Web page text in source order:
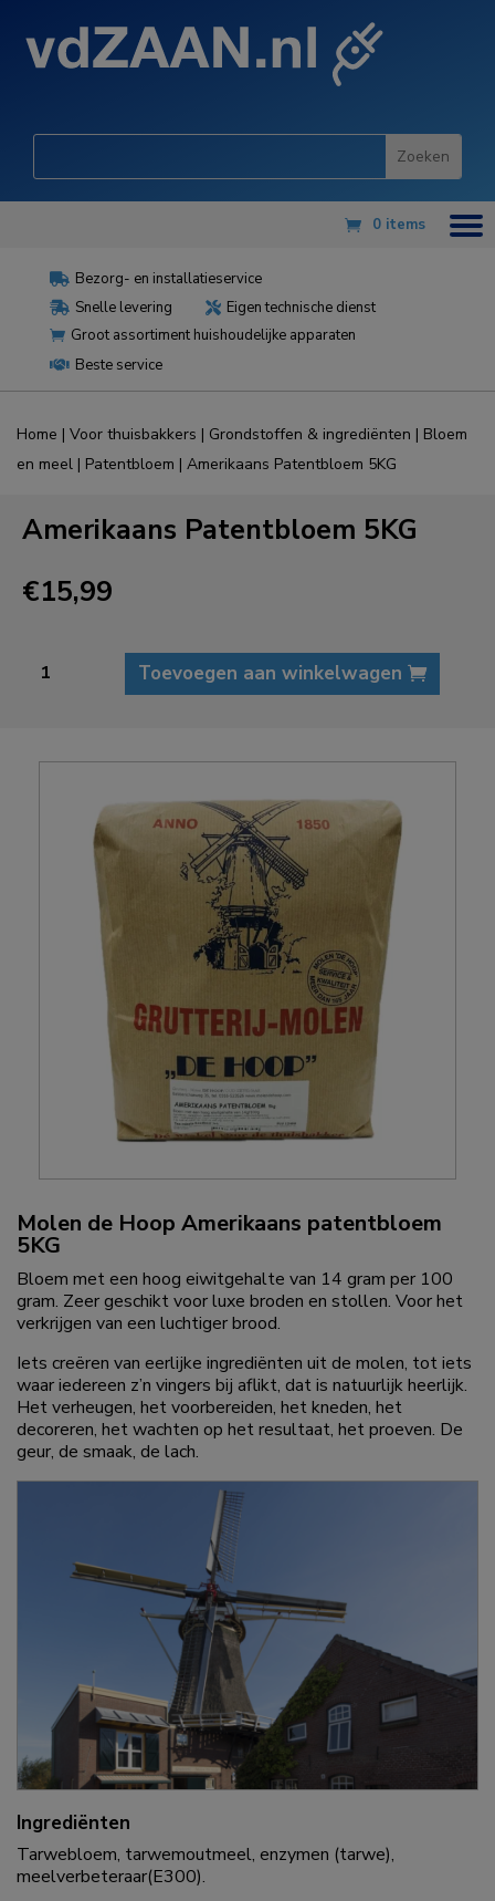
0 items
 Bezorg- en installatieservice
 Snelle levering  Eigen technische dienst
 Groot assortiment huishoudelijke apparaten
 Beste service
Home | Voor thuisbakkers | Grondstoffen & ingrediënten | Bloem
en meel | Patentbloem | Amerikaans Patentbloem 5KG
Molen de Hoop Amerikaans patentbloem
5KG
Bloem met een hoog eiwitgehalte van 14 gram per 100
gram. Zeer geschikt voor luxe broden en stollen. Voor het
verkrijgen van een luchtiger brood.
Iets creëren van eerlijke ingrediënten uit de molen, tot iets
waar iedereen z’n vingers bij aflikt, dat is natuurlijk heerlijk.
Het verheugen, het voorbereiden, het kneden, het
decoreren, het wachten op het resultaat, het proeven. De
geur, de smaak, de lach.
Ingrediënten
Tarwebloem, tarwemoutmeel, enzymen (tarwe),
meelverbeteraar(E300).
Amerikaans Patentbloem 5KG
€15,99
Patentbloem
Toevoegen aan winkelwagen